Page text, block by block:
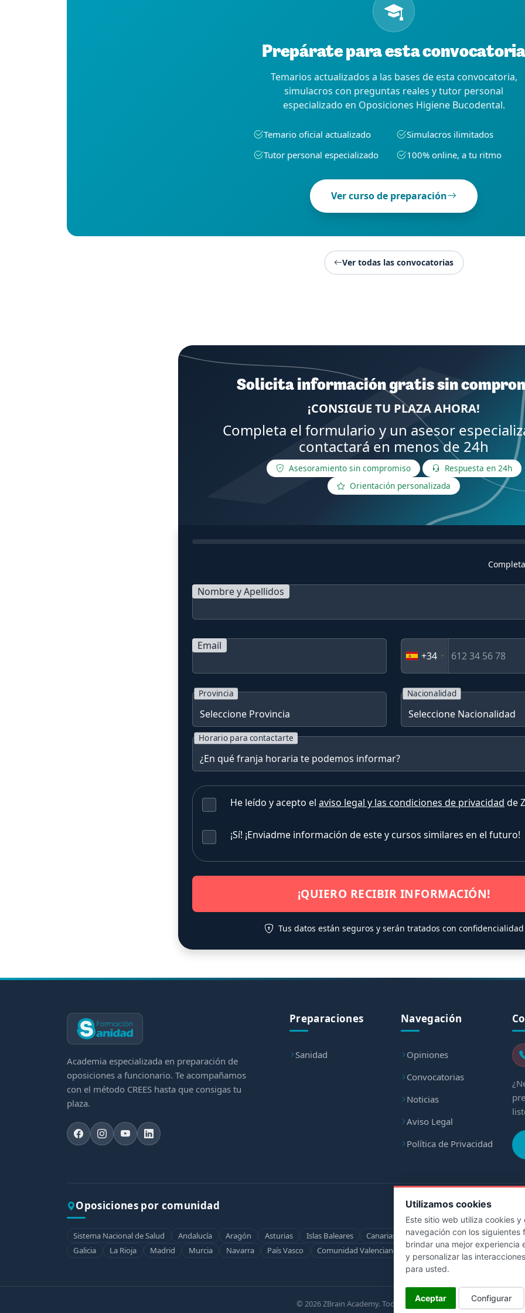
Utilizamos cookies
Este sitio web utiliza cookies
navegación con los siguientes
brindar una mejor experiencia
y personalizar las
para usted.
Aceptar Configurar
Prepárate para esta convocatoria
Temarios actualizados a las bases de esta convocatoria,
simulacros con preguntas reales y tutor personal
especializado en Oposiciones Higiene Bucodental.
Temario oficial actualizado
Simulacros ilimitados
Tutor personal especializado
100% online, a tu ritmo
Ver curso de preparación
Ver todas las convocatorias
Solicita información gratis sin
¡CONSIGUE TU PLAZA AHORA!
Completa el formulario y un asesor
contactará en menos de 24h
Asesoramiento sin compromiso
Respuesta en 24h
Orientación personalizada
Nombre y Apellidos
Email
+34
Provincia Nacionalidad
Horario para contactarte
He leído y acepto el aviso legal y las condiciones de privacidad de
¡Sí! ¡Enviadme información de este y cursos similares en el futuro!
¡QUIERO RECIBIR INFORMACIÓN!
Tus datos están seguros y serán tratados con confidencialidad
Academia especializada en preparación de
oposiciones a funcionario. Te acompañamos
con el método CREES hasta que consigas tu
plaza.
Preparaciones
Sanidad
Navegación
Opiniones
Convocatorias
Noticias
Aviso Legal
Política de Privacidad
Oposiciones por comunidad
Sistema Nacional de Salud Andalucía Aragón Asturias Islas Baleares Canarias Cantabria Castilla-La Mancha
Galicia
La Rioja Madrid Murcia Navarra País Vasco Comunidad Valenciana Ceuta Melilla Servicio
© 2026 ZBrain Academy. Todos los derechos reservados.